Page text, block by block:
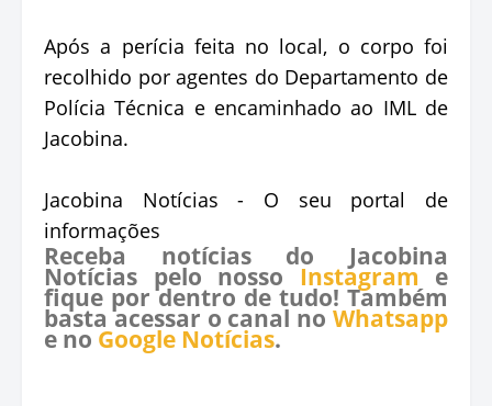
Após a perícia feita no local, o corpo foi
recolhido por agentes do Departamento de
Polícia Técnica e encaminhado ao IML de
Jacobina.
Jacobina Notícias - O seu portal de
informações
Receba notícias do Jacobina
Notícias pelo nosso Instagram e
fique por dentro de tudo! Também
basta acessar o canal no Whatsapp
e no Google Notícias.